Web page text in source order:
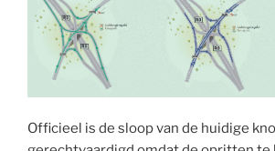
Officieel is de sloop van de huidige